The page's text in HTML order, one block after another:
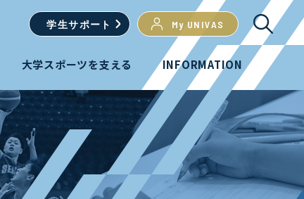
学生サポート My UNIVAS
大学スポーツを支える INFORMATION